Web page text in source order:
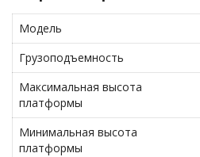
Модель
Грузоподъемность
Максимальная высота
платформы
Минимальная высота
платформы